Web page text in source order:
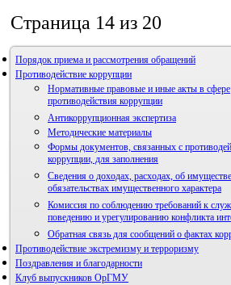
Страница 14 из 20
Порядок приема и рассмотрения обращений
Противодействие коррупции
Нормативные правовые и иные акты в сфере
противодействия коррупции
Антикоррупционная экспертиза
Методические материалы
Формы документов, связанных с
коррупции, для заполнения
Сведения о доходах, расходах, об
обязательствах имущественного характера
Комиссия по соблюдению требований к
поведению и урегулированию конфликта
Обратная связь для сообщений о фактах
Противодействие экстремизму и терроризму
Поздравления и благодарности
Клуб выпускников ОрГМУ